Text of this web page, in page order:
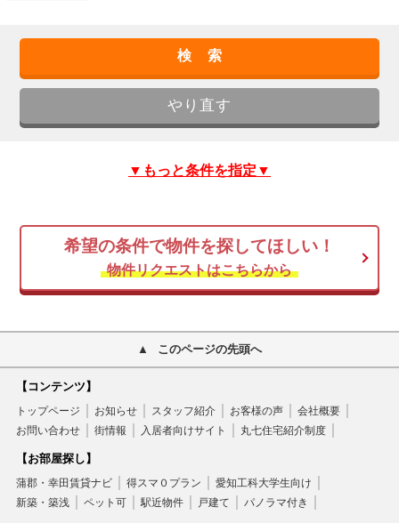
▼もっと条件を指定▼
希望の条件で物件を探してほしい！
物件リクエストはこちらから
このページの先頭へ
【コンテンツ】
トップページ お知らせ スタッフ紹介 お客様の声
会社概要
お問い合わせ
街情報 入居者向けサイト 丸七住宅紹介制度
【お部屋探し】
蒲郡・幸田賃貸ナビ 得スマ０プラン
愛知工科大学生向け
新築・築浅
ペット可 駅近物件 戸建て パノラマ付き